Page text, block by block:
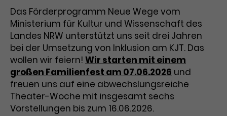
anonymisierter Form die Anzahl
der Besuche, die Quelle, aus der sie
stammen, und die besuchten
Seiten.
Name _gat_UA-63561367-1
Anbieter Google Analytics
Kampagnen.
Name _gcl_dc
Anbieter Google / DoubleClick
Laufzeit 3 Monate
Das Förderprogramm Neue Wege vom
Ministerium für Kultur und Wissenschaft des
Landes NRW unterstützt uns seit drei Jahren
bei der Umsetzung von Inklusion am KJT. Das
wollen wir feiern! Wir starten mit einem
großen Familienfest am 07.06.2026 und
freuen uns auf eine abwechslungsreiche
Theater-Woche mit insgesamt sechs
Vorstellungen bis zum 16.06.2026.